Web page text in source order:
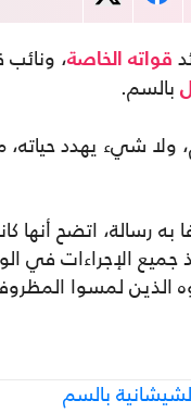
قواته الخاصة، ونائب
بالسم.
ولا شيء يهدد
شباط/ فبراير، مظروفا به
جميع الإجراءات في
لمسوا
بالسم